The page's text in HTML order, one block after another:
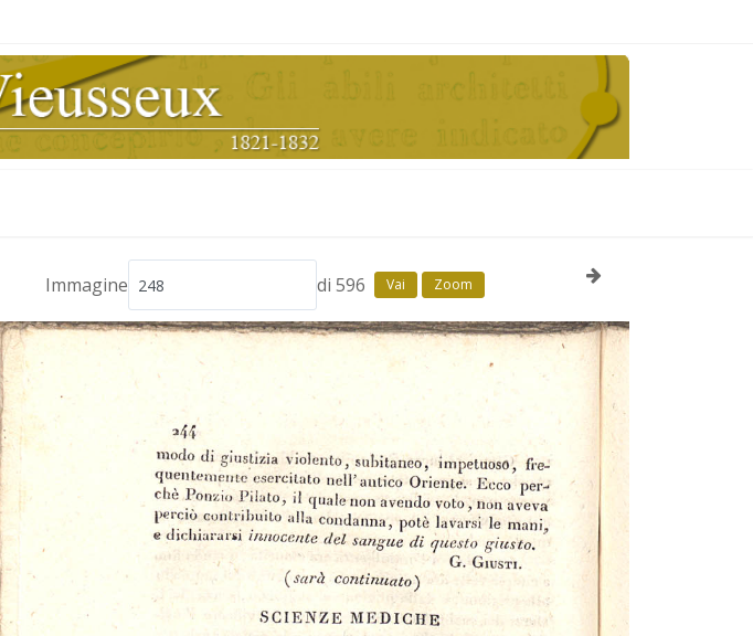
Immagine di 596 Vai Zoom